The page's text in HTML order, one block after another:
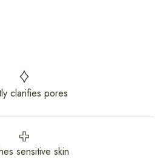
clarifies pores
sensitive skin